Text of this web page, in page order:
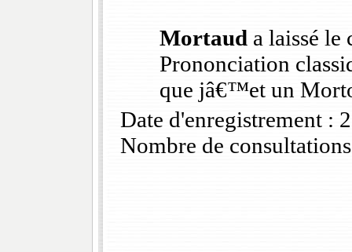
Mortaud a laissé le
Prononciation
que jâ€™et un
Date d'enregistrement :
Nombre de